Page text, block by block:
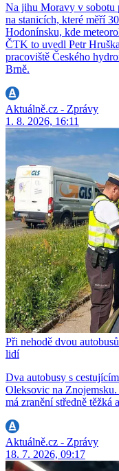
Na jihu Moravy v sobotu
na stanicích, které měří
Hodonínsku, kde
ČTK to uvedl Petr
pracoviště Českého
Brně.
Aktuálně.cz - Zprávy
1. 8. 2026, 16:11
Při nehodě dvou
lidí
Dva autobusy s
Oleksovic na
má zranění středně těžká
Aktuálně.cz - Zprávy
18. 7. 2026, 09:17